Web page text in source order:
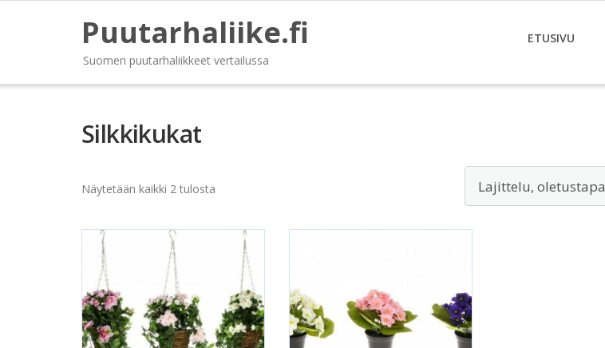
Puutarhaliike.fi
Suomen puutarhaliikkeet vertailussa
ETUSIVU
Silkkikukat
Näytetään kaikki 2 tulosta